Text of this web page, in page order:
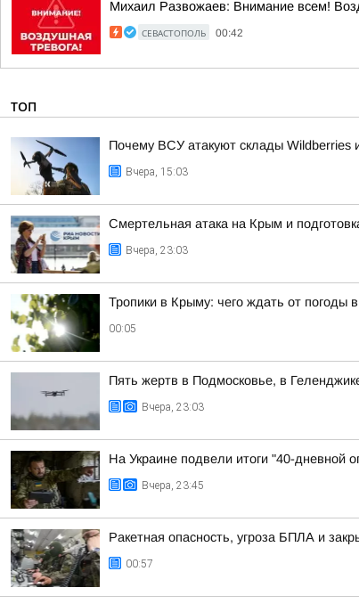
Михаил Развожаев: Внимание всем!
СЕВАСТОПОЛЬ 00:42
ТОП
Почему ВСУ атакуют склады Wildberries
Вчера, 15:03
Смертельная атака на Крым и
Вчера, 23:03
Тропики в Крыму: чего ждать от погоды в
00:05
Пять жертв в Подмосковье, в
Вчера, 23:03
На Украине подвели итоги "40-дневной
Вчера, 23:45
Ракетная опасность, угроза БПЛА и
00:57